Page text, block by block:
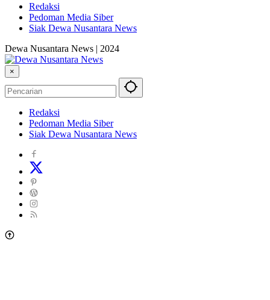
Redaksi
Pedoman Media Siber
Siak Dewa Nusantara News
Dewa Nusantara News | 2024
×
Redaksi
Pedoman Media Siber
Siak Dewa Nusantara News